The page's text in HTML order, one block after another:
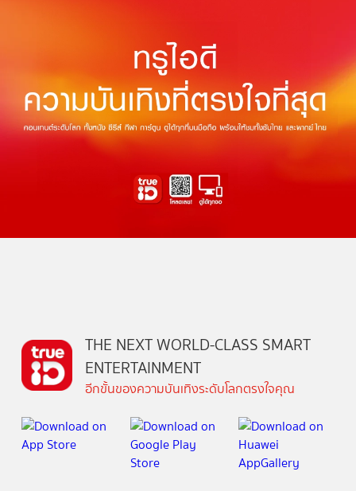
THE NEXT WORLD-CLASS SMART
ENTERTAINMENT
อีกขั้นของความบันเทิงระดับโลกตรงใจคุณ